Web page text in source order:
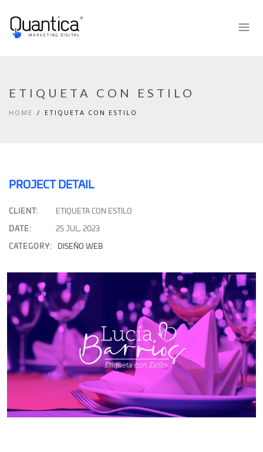
ETIQUETA CON ESTILO
HOME ETIQUETA CON ESTILO
PROJECT DETAIL
CLIENT: ETIQUETA CON ESTILO
DATE: 25 JUL, 2023
CATEGORY: DISEÑO WEB